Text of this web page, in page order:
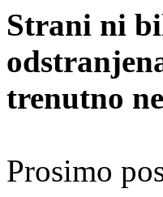
Strani ni
trenutno
Prosimo